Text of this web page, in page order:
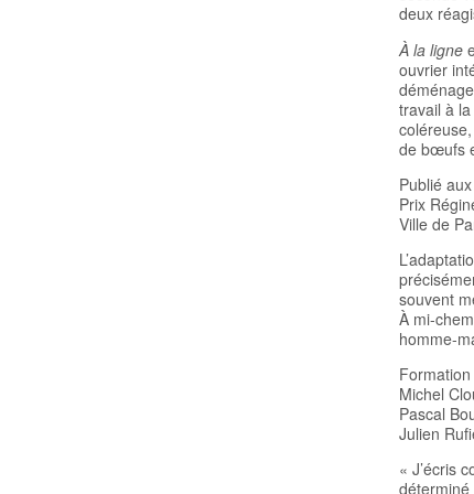
deux
À la ligne
ouvrier
travail à
de bœufs
Publié
Prix
Ville de
souvent
À mi-
homme-
Formation
Michel
Pascal
Julien
« J’écris
déterminé